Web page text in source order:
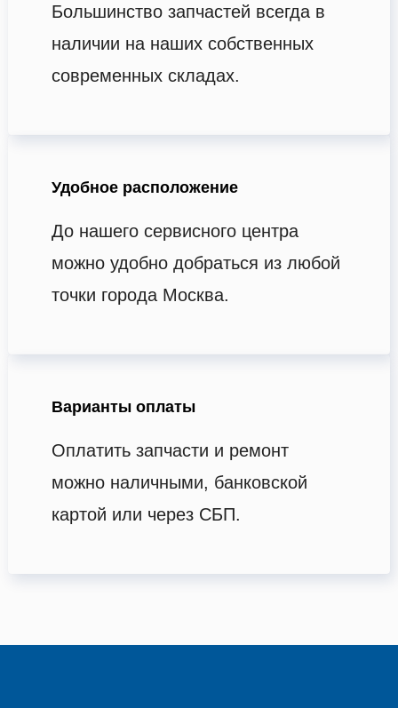
Большинство запчастей всегда в
наличии на наших собственных
современных складах.
Удобное расположение
До нашего сервисного центра
можно удобно добраться из любой
точки города Москва.
Варианты оплаты
Оплатить запчасти и ремонт
можно наличными, банковской
картой или через СБП.